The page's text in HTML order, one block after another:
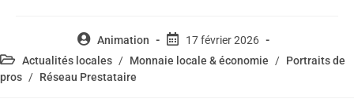
Animation
17 février 2026
Actualités locales / Monnaie locale & économie / Portraits de
pros / Réseau Prestataire